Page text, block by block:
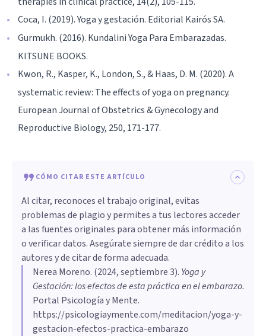
Coca, I. (2019). Yoga y gestación. Editorial Kairós SA.
Gurmukh. (2016). Kundalini Yoga Para Embarazadas.
KITSUNE BOOKS.
Kwon, R., Kasper, K., London, S., & Haas, D. M. (2020). A
systematic review: The effects of yoga on pregnancy.
European Journal of Obstetrics & Gynecology and
Reproductive Biology, 250, 171-177.
CÓMO CITAR ESTE ARTÍCULO
Al citar, reconoces el trabajo original, evitas
problemas de plagio y permites a tus lectores acceder
a las fuentes originales para obtener más información
o verificar datos. Asegúrate siempre de dar crédito a los
autores y de citar de forma adecuada.
Nerea Moreno. (2024, septiembre 3). Yoga y
Gestación: los efectos de esta práctica en el embarazo.
Portal Psicología y Mente.
https://psicologiaymente.com/meditacion/yoga-y-
gestacion-efectos-practica-embarazo